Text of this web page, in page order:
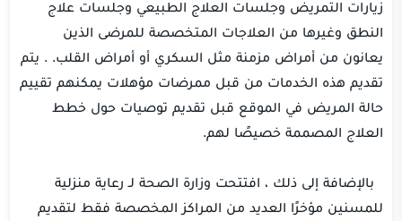
زيارات التمريض وجلسات العلاج الطبيعي وجلسات علاج
النطق وغيرها من العلاجات المتخصصة للمرضى الذين
يعانون من أمراض مزمنة مثل السكري أو أمراض القلب. . يتم
تقديم هذه الخدمات من قبل ممرضات مؤهلات يمكنهم تقييم
حالة المريض في الموقع قبل تقديم توصيات حول خطط
العلاج المصممة خصيصًا لهم.
بالإضافة إلى ذلك ، افتتحت وزارة الصحة لـ رعاية منزلية
للمسنين مؤخرًا العديد من المراكز المخصصة فقط لتقديم